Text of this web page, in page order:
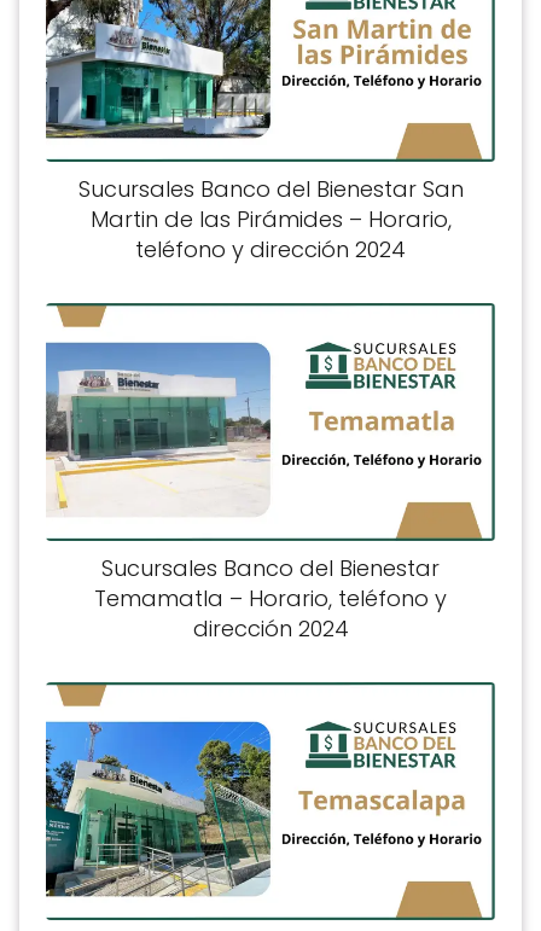
Sucursales Banco del Bienestar San
Martin de las Pirámides – Horario,
teléfono y dirección 2024
Sucursales Banco del Bienestar
Temamatla – Horario, teléfono y
dirección 2024